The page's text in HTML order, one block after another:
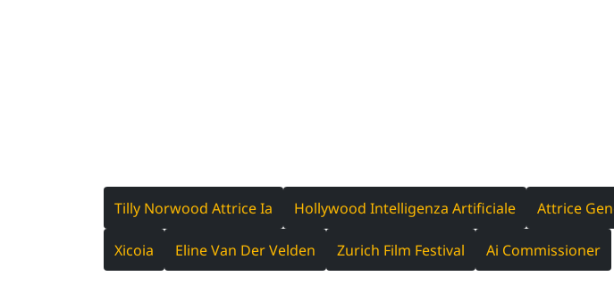
Tilly Norwood Attrice Ia Hollywood Intelligenza Artificiale Attrice
Xicoia Eline Van Der Velden Zurich Film Festival Ai Commissioner